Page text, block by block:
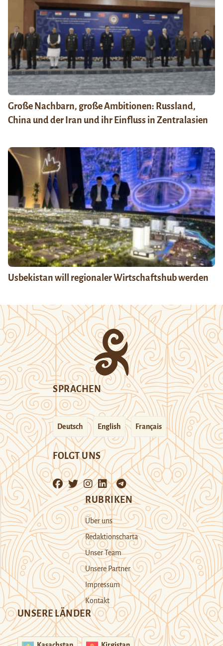
Große Nachbarn, große Ambitionen: Russland,
China und der Iran und ihr Einfluss in Zentralasien
Usbekistan will regionaler Wirtschaftshub werden
SPRACHEN
Deutsch English Français
FOLGT UNS
RUBRIKEN
Über uns
Redaktionscharta
Unser Team
Unsere Partner
Impressum
Kontakt
UNSERE LÄNDER